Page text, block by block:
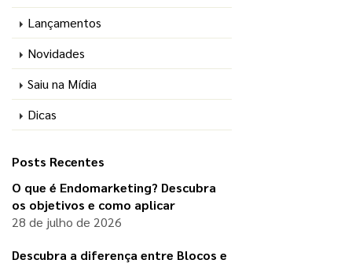
Lançamentos
Novidades
Saiu na Mídia
Dicas
Posts Recentes
O que é Endomarketing? Descubra
os objetivos e como aplicar
28 de julho de 2026
Descubra a diferença entre Blocos e